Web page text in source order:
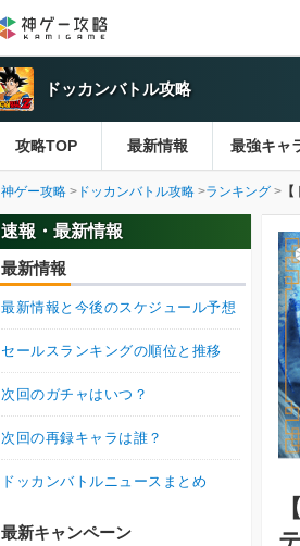
ドッカンバトル攻略
攻略TOP 最新情報 最強キャ
神ゲー攻略 ドッカンバトル攻略 ランキング
速報・最新情報
最新情報
最新情報と今後のスケジュール予想
セールスランキングの順位と推移
次回のガチャはいつ？
次回の再録キャラは誰？
ドッカンバトルニュースまとめ
最新キャンペーン